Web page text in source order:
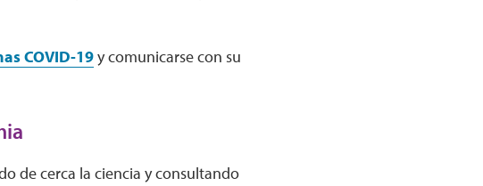
COVID-19y comunicarse con su
de cerca la ciencia y consultando